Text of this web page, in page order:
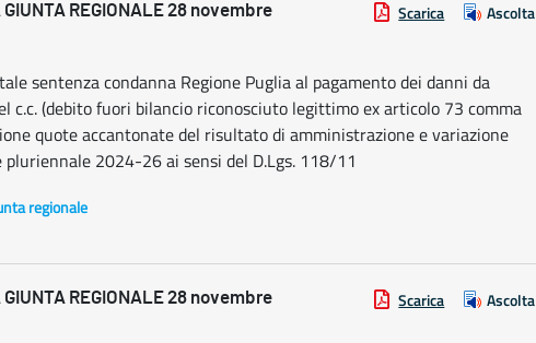
REGIONALE 28 novembre
Scarica Ascolta
sentenza condanna Regione Puglia al pagamento dei danni da
c.c. (debito fuori bilancio riconosciuto legittimo ex articolo 73 comma
quote accantonate del risultato di amministrazione e variazione
2024-26 ai sensi del D.Lgs. 118/11
regionale
REGIONALE 28 novembre
Scarica Ascolta